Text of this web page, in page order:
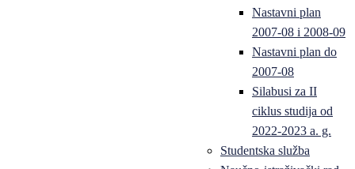
Nastavni plan
2007-08 i 2008-09
Nastavni plan do
2007-08
Silabusi za II
ciklus studija od
2022-2023 a. g.
Studentska služba